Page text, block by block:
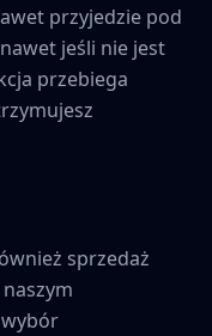
przyjedzie pod
jeśli nie jest
przebiega
sprzedaż
naszym